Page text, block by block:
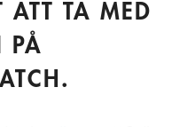
ATT TA MED
PÅ